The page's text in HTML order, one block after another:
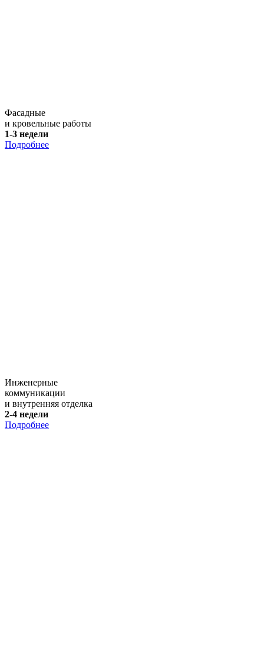
Фасадные
и кровельные работы
1-3 недели
Подробнее
Инженерные
коммуникации
и внутренняя отделка
2-4 недели
Подробнее